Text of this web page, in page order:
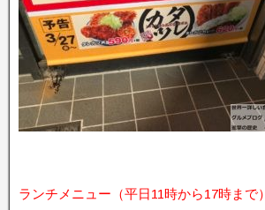
ランチメニュー（平日11時から17時まで）